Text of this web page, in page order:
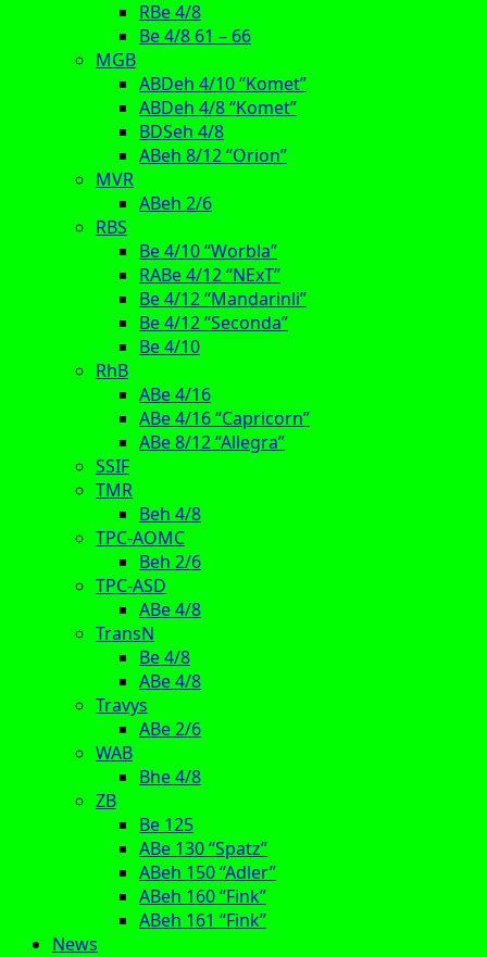
RBe 4/8
Be 4/8 61 – 66
MGB
ABDeh 4/10 “Komet”
ABDeh 4/8 “Komet”
BDSeh 4/8
ABeh 8/12 “Orion”
MVR
ABeh 2/6
RBS
Be 4/10 “Worbla”
RABe 4/12 “NExT”
Be 4/12 “Mandarinli”
Be 4/12 “Seconda”
Be 4/10
RhB
ABe 4/16
ABe 4/16 “Capricorn”
ABe 8/12 “Allegra”
SSIF
TMR
Beh 4/8
TPC-AOMC
Beh 2/6
TPC-ASD
ABe 4/8
TransN
Be 4/8
ABe 4/8
Travys
ABe 2/6
WAB
Bhe 4/8
ZB
Be 125
ABe 130 “Spatz”
ABeh 150 “Adler”
ABeh 160 “Fink”
ABeh 161 “Fink”
News